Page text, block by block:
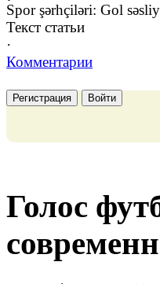
Spor şərhçiləri: Gol
Текст статьи
·
Комментарии
Регистрация Войти
Голос